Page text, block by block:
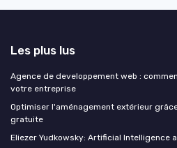
Les plus lus
Agence de developpement web :
votre entreprise
Optimiser l'aménagement extérieur
gratuite
Eliezer Yudkowsky: Artificial Intelligence